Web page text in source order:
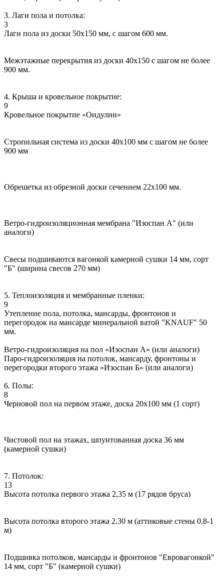
3. Лаги пола и потолка:
3
Лаги пола из доски 50х150 мм, с шагом 600 мм.
Межэтажные перекрытия из доски 40х150 с шагом не более
900 мм.
4. Крыша и кровельное покрытие:
9
Кровельное покрытие «Ондулин»
Стропильная система из доски 40х100 мм с шагом не более
900 мм
Обрешетка из обрезной доски сечением 22х100 мм.
Ветро-гидроизоляционная мембрана "Изоспан А" (или
аналоги)
Свесы подшиваются вагонкой камерной сушки 14 мм, сорт
"Б" (ширина свесов 270 мм)
5. Теплоизоляция и мембранные пленки:
9
Утепление пола, потолка, мансарды, фронтонов и
перегородок на мансарде минеральной ватой "KNAUF" 50
мм.
Ветро-гидроизоляция на пол «Изоспан А» (или аналоги)
Паро-гидроизоляция на потолок, мансарду, фронтоны и
перегородки второго этажа «Изоспан Б» (или аналоги)
6. Полы:
8
Черновой пол на первом этаже, доска 20х100 мм (1 сорт)
Чистовой пол на этажах, шпунтованная доска 36 мм
(камерной сушки)
7. Потолок:
13
Высота потолка первого этажа 2,35 м (17 рядов бруса)
Высота потолка второго этажа 2.30 м (аттиковые стены 0.8-1
м)
Подшивка потолков, мансарды и фронтонов "Евровагонкой"
14 мм, сорт "Б" (камерной сушки)